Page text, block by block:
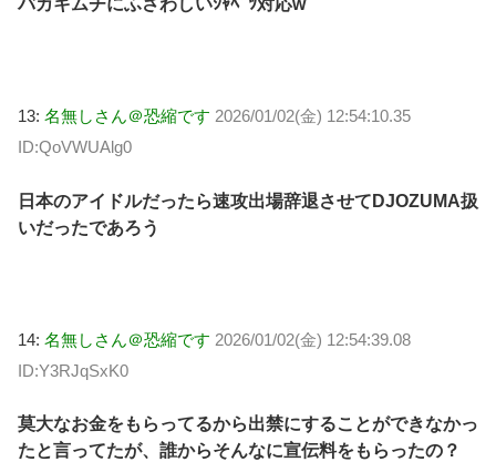
13: 名無しさん＠恐縮です 2026/01/02(金) 12:54:10.35
ID:QoVWUAlg0
日本のアイドルだったら速攻出場辞退させてDJOZUMA扱
いだったであろう
14: 名無しさん＠恐縮です 2026/01/02(金) 12:54:39.08
ID:Y3RJqSxK0
莫大なお金をもらってるから出禁にすることができなかっ
たと言ってたが、誰からそんなに宣伝料をもらったの？